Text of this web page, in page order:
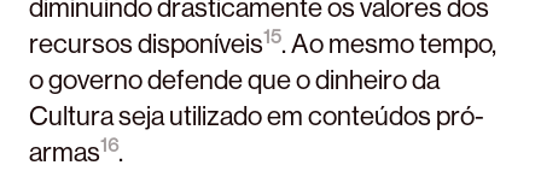
diminuindo drasticamente os valores dos
recursos disponíveis15. Ao mesmo tempo,
o governo defende que o dinheiro da
Cultura seja utilizado em conteúdos pró-
armas16.